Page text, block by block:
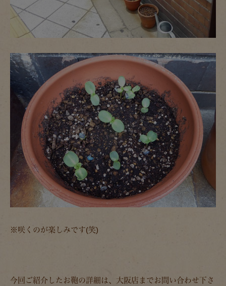
※咲くのが楽しみです(笑)
今回ご紹介したお鞄の詳細は、大阪店までお問い合わせ下さ